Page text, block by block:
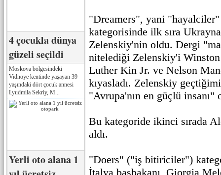
4 çocukla dünya
güzeli seçildi
Moskova bölgesindeki
Vidnoye kentinde yaşayan 39
yaşındaki dört çocuk annesi
Lyudmila Sekriy, M...
Yerli oto alana 1
"Dreamers", yani
kategorisinde ilk sıra
Zelenskiy'nin oldu. Dergi
nitelediği Zelenskiy'i
Luther Kin Jr. ve Nelson
kıyasladı. Zelenskiy
"Avrupa'nın en güçlü insanı"
Bu kategoride ikinci sırada
aldı.
"Doers" ("iş bitiriciler")
İtalya başbakanı Giorgia